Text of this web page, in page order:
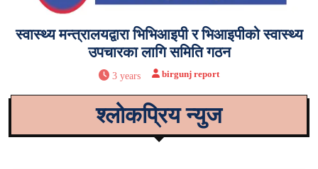
स्वास्थ्य मन्त्रालयद्वारा भिभिआइपी र भिआइपीको स्वास्थ्य
उपचारका लागि समिति गठन
3 years birgunj report
श्लोकप्रिय न्युज